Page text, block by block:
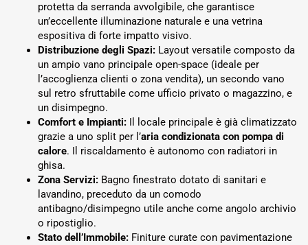
protetta da serranda avvolgibile, che garantisce
un’eccellente illuminazione naturale e una vetrina
espositiva di forte impatto visivo.
Distribuzione degli Spazi: Layout versatile composto da
un ampio vano principale open-space (ideale per
l’accoglienza clienti o zona vendita), un secondo vano
sul retro sfruttabile come ufficio privato o magazzino, e
un disimpegno.
Comfort e Impianti: Il locale principale è già climatizzato
grazie a uno split per l’aria condizionata con pompa di
calore. Il riscaldamento è autonomo con radiatori in
ghisa.
Zona Servizi: Bagno finestrato dotato di sanitari e
lavandino, preceduto da un comodo
antibagno/disimpegno utile anche come angolo archivio
o ripostiglio.
Stato dell’Immobile: Finiture curate con pavimentazione